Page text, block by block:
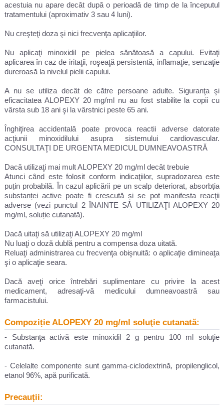
acestuia nu apare decât după o perioadă de timp de la începutul
tratamentului (aproximativ 3 sau 4 luni).
Nu creşteţi doza şi nici frecvenţa aplicaţiilor.
Nu aplicaţi minoxidil pe pielea sănătoasă a capului. Evitaţi
aplicarea în caz de iritaţii, roşeaţă persistentă, inflamaţie, senzaţie
dureroasă la nivelul pielii capului.
A nu se utiliza decât de către persoane adulte. Siguranţa şi
eficacitatea ALOPEXY 20 mg/ml nu au fost stabilite la copii cu
vârsta sub 18 ani şi la vârstnici peste 65 ani.
Înghiţirea accidentală poate provoca reactii adverse datorate
acţiunii minoxidilului asupra sistemului cardiovascular.
CONSULTAŢI DE URGENTA MEDICUL DUMNEAVOASTRĂ
Dacă utilizaţi mai mult ALOPEXY 20 mg/ml decât trebuie
Atunci când este folosit conform indicaţiilor, supradozarea este
puțin probabilă. În cazul aplicării pe un scalp deteriorat, absorbția
substanței active poate fi crescută și se pot manifesta reacţii
adverse (vezi punctul 2 ÎNAINTE SĂ UTILIZAŢI ALOPEXY 20
mg/ml, soluție cutanată).
Dacă uitaţi să utilizaţi ALOPEXY 20 mg/ml
Nu luaţi o doză dublă pentru a compensa doza uitată.
Reluaţi administrarea cu frecvenţa obişnuită: o aplicaţie dimineaţa
şi o aplicaţie seara.
Dacă aveţi orice întrebări suplimentare cu privire la acest
medicament, adresaţi-vă medicului dumneavoastră sau
farmacistului.
Compoziție ALOPEXY 20 mg/ml soluţie cutanată:
- Substanţa activă este minoxidil 2 g pentru 100 ml soluţie
cutanată.
- Celelalte componente sunt gamma-ciclodextrină, propilenglicol,
etanol 96%, apă purificată.
Precauții: